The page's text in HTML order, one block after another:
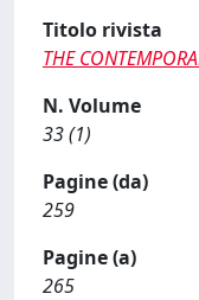
Titolo rivista
THE
N. Volume
33 (1)
Pagine (da)
259
Pagine (a)
265